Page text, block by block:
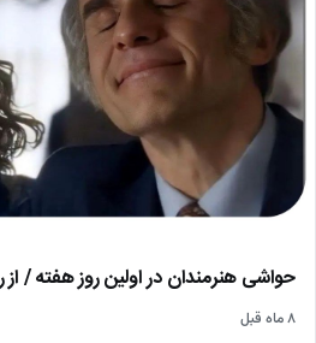
حواشی هنرمندان در اولین روز هفته / از
۸ ماه قبل